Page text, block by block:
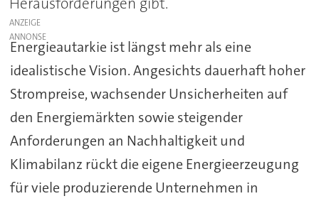
ANZEIGE
Energieautarkie ist längst mehr als eine
idealistische Vision. Angesichts dauerhaft hoher
Strompreise, wachsender Unsicherheiten auf
den Energiemärkten sowie steigender
Anforderungen an Nachhaltigkeit und
Klimabilanz rückt die eigene Energieerzeugung
für viele produzierende Unternehmen in